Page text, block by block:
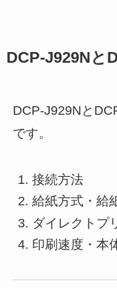
DCP-J929Nと
DCP-J929Nと
です。
接続方法
給紙方式・給
ダイレクトプ
印刷速度・本